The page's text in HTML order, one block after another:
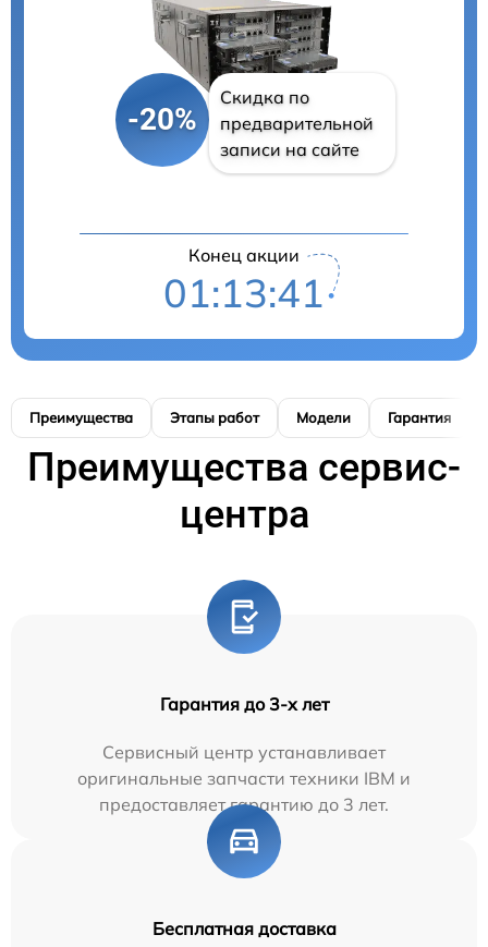
-20%
Скидка по
предварительной
записи на сайте
Конец акции
01:13:40
Преимущества Этапы работ Модели Гарантия
Преимущества сервис-
центра
Гарантия до 3-х лет
Сервисный центр устанавливает
оригинальные запчасти техники IBM и
предоставляет гарантию до 3 лет.
Бесплатная доставка